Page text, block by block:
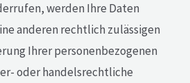
werden Ihre Daten
anderen rechtlich zulässigen
Ihrer personenbezogenen
oder handelsrechtliche